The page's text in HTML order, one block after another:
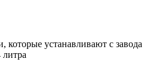
устанавливают с завода
литра